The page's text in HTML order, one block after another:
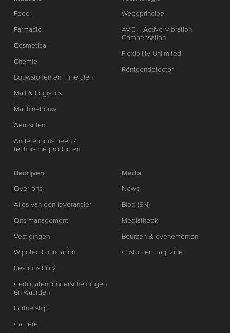
Food
Farmacie
Cosmetica
Chemie
Bouwstoffen en mineralen
Mail & Logistics
Machinebouw
Aerosolen
Andere industrieën /
technische producten
Weegprincipe
AVC – Active Vibration
Compensation
Flexibility Unlimited
Röntgendetector
Bedrijven
Over ons
Alles van één leverancier
Ons management
Vestigingen
Wipotec Foundation
Responsibility
Certificaten, onderscheidingen
en waarden
Partnership
Carrière
Media
News
Blog (EN)
Mediatheek
Beurzen & evenementen
Customer magazine